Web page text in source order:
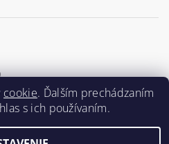
cookie. Ďalším prechádzaním
s ich používaním.